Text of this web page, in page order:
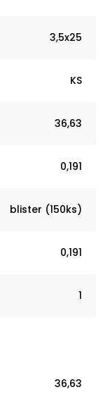
3,5x25
KS
36,63
0,191
blister (150ks)
0,191
1
36,63